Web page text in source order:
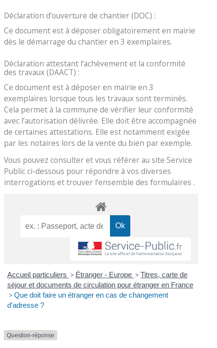
Déclaration d’ouverture de chantier (DOC) :
Ce document est à déposer obligatoirement en mairie
dès le démarrage du chantier en 3 exemplaires.
Déclaration attestant l’achèvement et la conformité
des travaux (DAACT) :
Ce document est à déposer en mairie en 3
exemplaires lorsque tous les travaux sont terminés.
Cela permet à la commune de vérifier leur conformité
avec l’autorisation délivrée. Elle doit être accompagnée
de certaines attestations. Elle est notamment exigée
par les notaires lors de la vente du bien par exemple.
Vous pouvez consulter et vous référer au site Service
Public ci-dessous pour répondre à vos diverses
interrogations et trouver l’ensemble des formulaires .
Accueil particuliers > Étranger - Europe > Titres, carte de
séjour et documents de circulation pour étranger en France
> Que doit faire un étranger en cas de changement
d'adresse ?
Question-réponse